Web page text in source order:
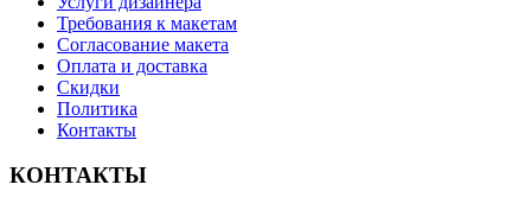
Требования к макетам
Согласование макета
Оплата и доставка
Скидки
Политика
Контакты
КОНТАКТЫ